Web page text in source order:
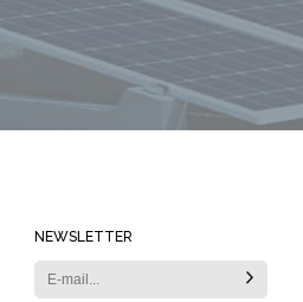
Laufenden bleiben
NEWSLETTER